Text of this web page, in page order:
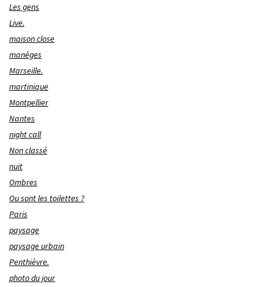
Les gens
Live.
maison close
manèges
Marseille.
martinique
Montpellier
Nantes
night call
Non classé
nuit
Ombres
Ou sont les toilettes ?
Paris
paysage
paysage urbain
Penthièvre.
photo du jour